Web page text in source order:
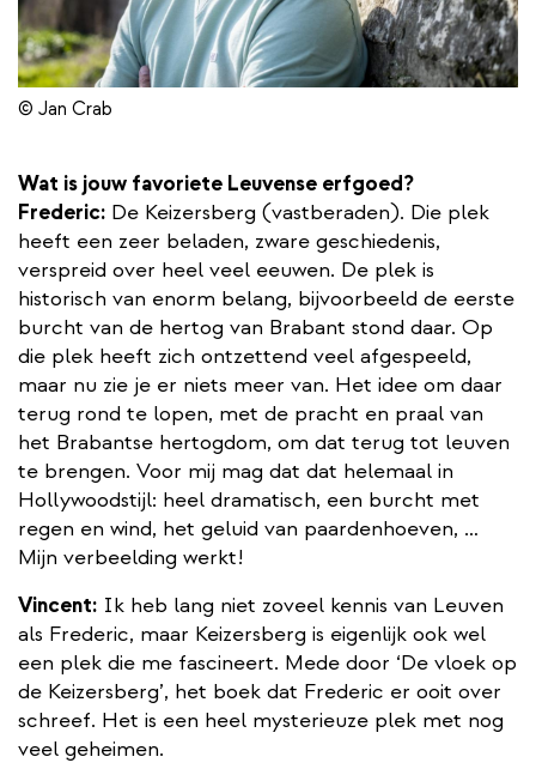
© Jan Crab
Wat is jouw favoriete Leuvense erfgoed?
Frederic: De Keizersberg (vastberaden). Die plek
heeft een zeer beladen, zware geschiedenis,
verspreid over heel veel eeuwen. De plek is
historisch van enorm belang, bijvoorbeeld de eerste
burcht van de hertog van Brabant stond daar. Op
die plek heeft zich ontzettend veel afgespeeld,
maar nu zie je er niets meer van. Het idee om daar
terug rond te lopen, met de pracht en praal van
het Brabantse hertogdom, om dat terug tot leuven
te brengen. Voor mij mag dat dat helemaal in
Hollywoodstijl: heel dramatisch, een burcht met
regen en wind, het geluid van paardenhoeven, …
Mijn verbeelding werkt!
Vincent: Ik heb lang niet zoveel kennis van Leuven
als Frederic, maar Keizersberg is eigenlijk ook wel
een plek die me fascineert. Mede door ‘De vloek op
de Keizersberg’, het boek dat Frederic er ooit over
schreef. Het is een heel mysterieuze plek met nog
veel geheimen.